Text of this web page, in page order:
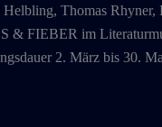
Thomas
& FIEBER im
2. März bis 30.